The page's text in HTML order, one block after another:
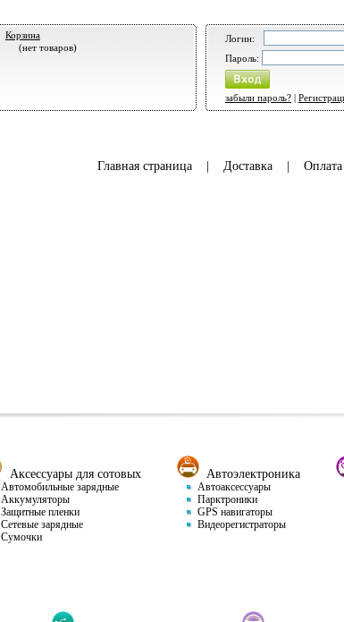
Корзина
(нет товаров)
Логин:
Пароль:
забыли пароль? |
Главная страница| Доставка| Оплата
Аксессуары для сотовых
Автомобильные зарядные
Аккумуляторы
Защитные пленки
Сетевые зарядные
Сумочки
Автоэлектроника
Автоаксессуары
Парктроники
GPS навигаторы
Видеорегистраторы